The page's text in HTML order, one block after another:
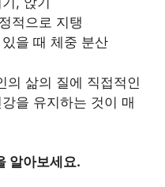
적으로 지탱
을 때 체중 분산
의 삶의 질에 직접적인
을 유지하는 것이 매
알아보세요.